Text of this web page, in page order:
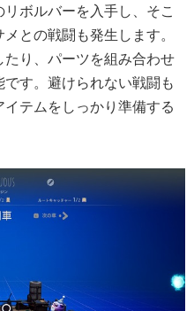
ボルバーを入手し、そこ
との戦闘も発生します。
り、パーツを組み合わせ
す。避けられない戦闘も
テムをしっかり準備する